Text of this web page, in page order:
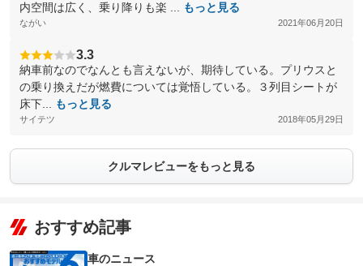
内空間は広く、乗り降りも楽 ...
もっと見る
ながい 2021年06月20日
3.3
納車前なのでなんとも言えないが、期待している。プリウスと
の乗り換えだが燃費については覚悟している。３列目シートが
床下...
もっと見る
サイテツ 2018年05月29日
クルマレビューをもっと見る
おすすめ記事
車のニュース